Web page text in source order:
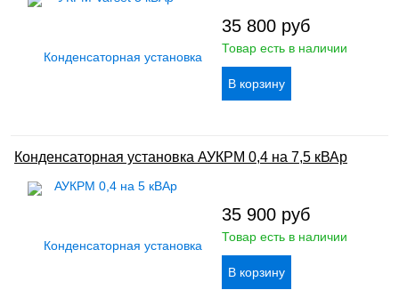
35 800 руб
Товар есть в наличии
Конденсаторная установка АУКРМ 0,4 на 7,5 кВАр
35 900 руб
Товар есть в наличии